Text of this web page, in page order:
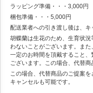
ラッピング準備・・・3,000円
梱包準備・・・5,000円
配送業者への引き渡し後は、キ
胡蝶蘭は生花のため、生育状
わないことがございます。ま
一定のお時間を頂戴すること
ございます。この場合、代替商
この場合、代替商品のご提案
キャンセルも可能です。